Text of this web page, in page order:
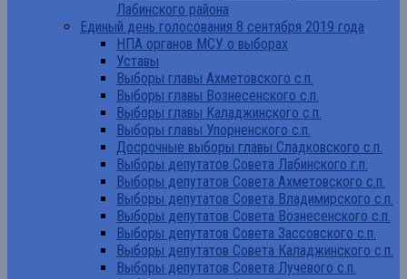
Лабинского района
Единый день голосования 8 сентября 2019 года
НПА органов МСУ о выборах
Уставы
Выборы главы Ахметовского с.п.
Выборы главы Вознесенского с.п.
Выборы главы Каладжинского с.п.
Выборы главы Упорненского с.п.
Досрочные выборы главы Сладковского с.п.
Выборы депутатов Совета Лабинского г.п.
Выборы депутатов Совета Ахметовского с.п.
Выборы депутатов Совета Владимирского с.п.
Выборы депутатов Совета Вознесенского с.п.
Выборы депутатов Совета Зассовского с.п.
Выборы депутатов Совета Каладжинского с.п.
Выборы депутатов Совета Лучевого с.п.